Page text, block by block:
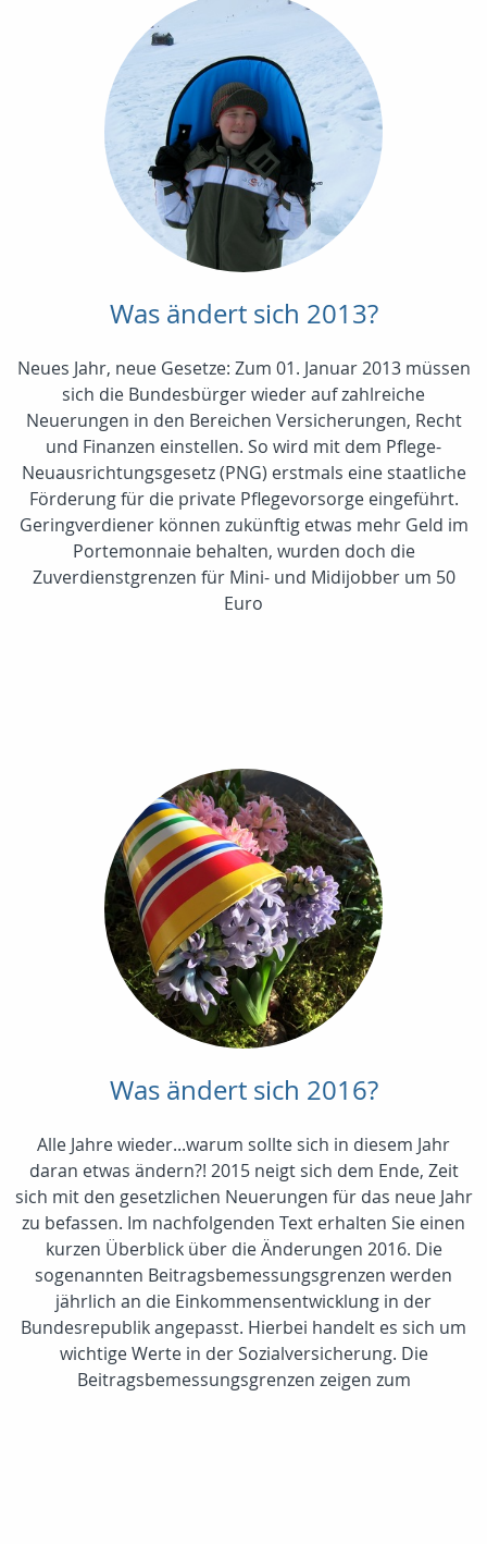
Was ändert sich 2013?
Neues Jahr, neue Gesetze: Zum 01. Januar 2013 müssen
sich die Bundesbürger wieder auf zahlreiche
Neuerungen in den Bereichen Versicherungen, Recht
und Finanzen einstellen. So wird mit dem Pflege-
Neuausrichtungsgesetz (PNG) erstmals eine staatliche
Förderung für die private Pflegevorsorge eingeführt.
Geringverdiener können zukünftig etwas mehr Geld im
Portemonnaie behalten, wurden doch die
Zuverdienstgrenzen für Mini- und Midijobber um 50
Euro
Was ändert sich 2016?
Alle Jahre wieder...warum sollte sich in diesem Jahr
daran etwas ändern?! 2015 neigt sich dem Ende, Zeit
sich mit den gesetzlichen Neuerungen für das neue Jahr
zu befassen. Im nachfolgenden Text erhalten Sie einen
kurzen Überblick über die Änderungen 2016. Die
sogenannten Beitragsbemessungsgrenzen werden
jährlich an die Einkommensentwicklung in der
Bundesrepublik angepasst. Hierbei handelt es sich um
wichtige Werte in der Sozialversicherung. Die
Beitragsbemessungsgrenzen zeigen zum